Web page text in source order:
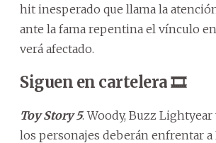
hit inesperado que llama la
ante la fama repentina el vínculo
verá afectado.
Siguen en cartelera 🎞️
Toy Story 5. Woody, Buzz
los personajes deberán enfrentar a